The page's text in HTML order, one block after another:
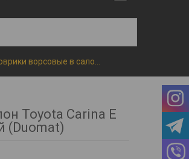
Toyota Carina E
(Duomat)